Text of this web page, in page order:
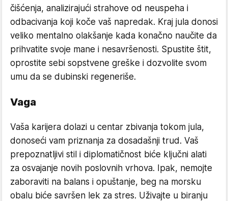
čišćenja, analizirajući strahove od neuspeha i
odbacivanja koji koče vaš napredak. Kraj jula donosi
veliko mentalno olakšanje kada konačno naučite da
prihvatite svoje mane i nesavršenosti. Spustite štit,
oprostite sebi sopstvene greške i dozvolite svom
umu da se dubinski regeneriše.
Vaga
Vaša karijera dolazi u centar zbivanja tokom jula,
donoseći vam priznanja za dosadašnji trud. Vaš
prepoznatljivi stil i diplomatičnost biće ključni alati
za osvajanje novih poslovnih vrhova. Ipak, nemojte
zaboraviti na balans i opuštanje, beg na morsku
obalu biće savršen lek za stres. Uživajte u biranju